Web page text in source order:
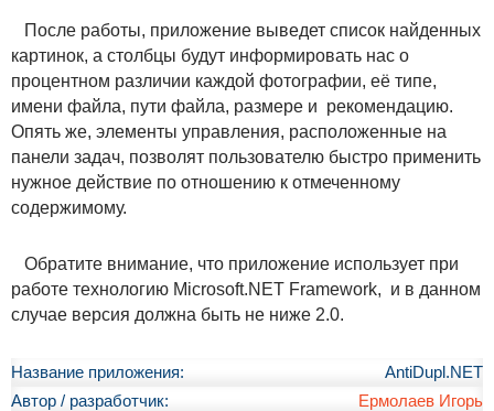
После работы, приложение выведет список найденных
картинок, а столбцы будут информировать нас о
процентном различии каждой фотографии, её типе,
имени файла, пути файла, размере и рекомендацию.
Опять же, элементы управления, расположенные на
панели задач, позволят пользователю быстро применить
нужное действие по отношению к отмеченному
содержимому.
Обратите внимание, что приложение использует при
работе технологию Microsoft.NET Framework, и в данном
случае версия должна быть не ниже 2.0.
Название приложения:
AntiDupl.NET
Автор / разработчик:
Ермолаев Игорь